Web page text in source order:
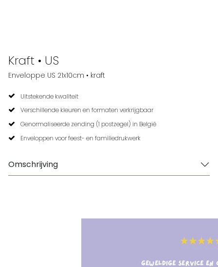
Kraft • US
Enveloppe US 21x10cm • kraft
Uitstekende kwaliteit
Verschillende kleuren en formaten verkrijgbaar
Genormaliseerde zending (1 postzegel) in België
Enveloppen voor feest- en familiedrukwerk
Omschrijving